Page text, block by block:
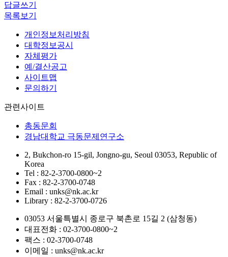
답글쓰기
목록보기
개인정보처리방침
대학정보공시
자체평가
예/결산공고
사이트맵
문의하기
관련사이트
총동문회
경남대학교 극동문제연구소
2, Bukchon-ro 15-gil, Jongno-gu, Seoul 03053, Republic of
Korea
Tel : 82-2-3700-0800~2
Fax : 82-2-3700-0748
Email : unks@nk.ac.kr
Library : 82-2-3700-0726
03053 서울특별시 종로구 북촌로 15길 2 (삼청동)
대표전화 : 02-3700-0800~2
팩스 : 02-3700-0748
이메일 : unks@nk.ac.kr